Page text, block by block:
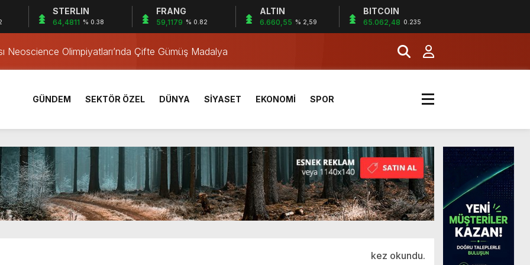
STERLIN
64,4811 % 0.38
FRANG
59,1179 % 0.82
ALTIN
6.660,55 % 2,59
BITCOIN
65.062,48 0.235
Geçti
Neoscience Olimpiyatları’nda Çifte Gümüş Madalya
Öğrencilerinden ABD’de Tarihi Başarı: 6 Öğrenci 14 Madalya Kazandı
vurulmuş! Acılı anne: Evime patates almak haram
Tehlikesini Önledi
Alevler birden yükseldi
teslim oldu
korunma eğitimi
6 bin 600 kilogram pil geri dönüşüme kazandırıldı
Geçti
Neoscience Olimpiyatları’nda Çifte Gümüş Madalya
GÜNDEM SEKTÖR ÖZEL DÜNYA SİYASET EKONOMİ SPOR
kez okundu.